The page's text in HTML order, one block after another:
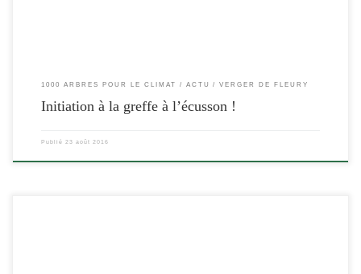
1000 ARBRES POUR LE CLIMAT ACTU VERGER DE FLEURY
Initiation à la greffe à l’écusson !
Publié 23 août 2016